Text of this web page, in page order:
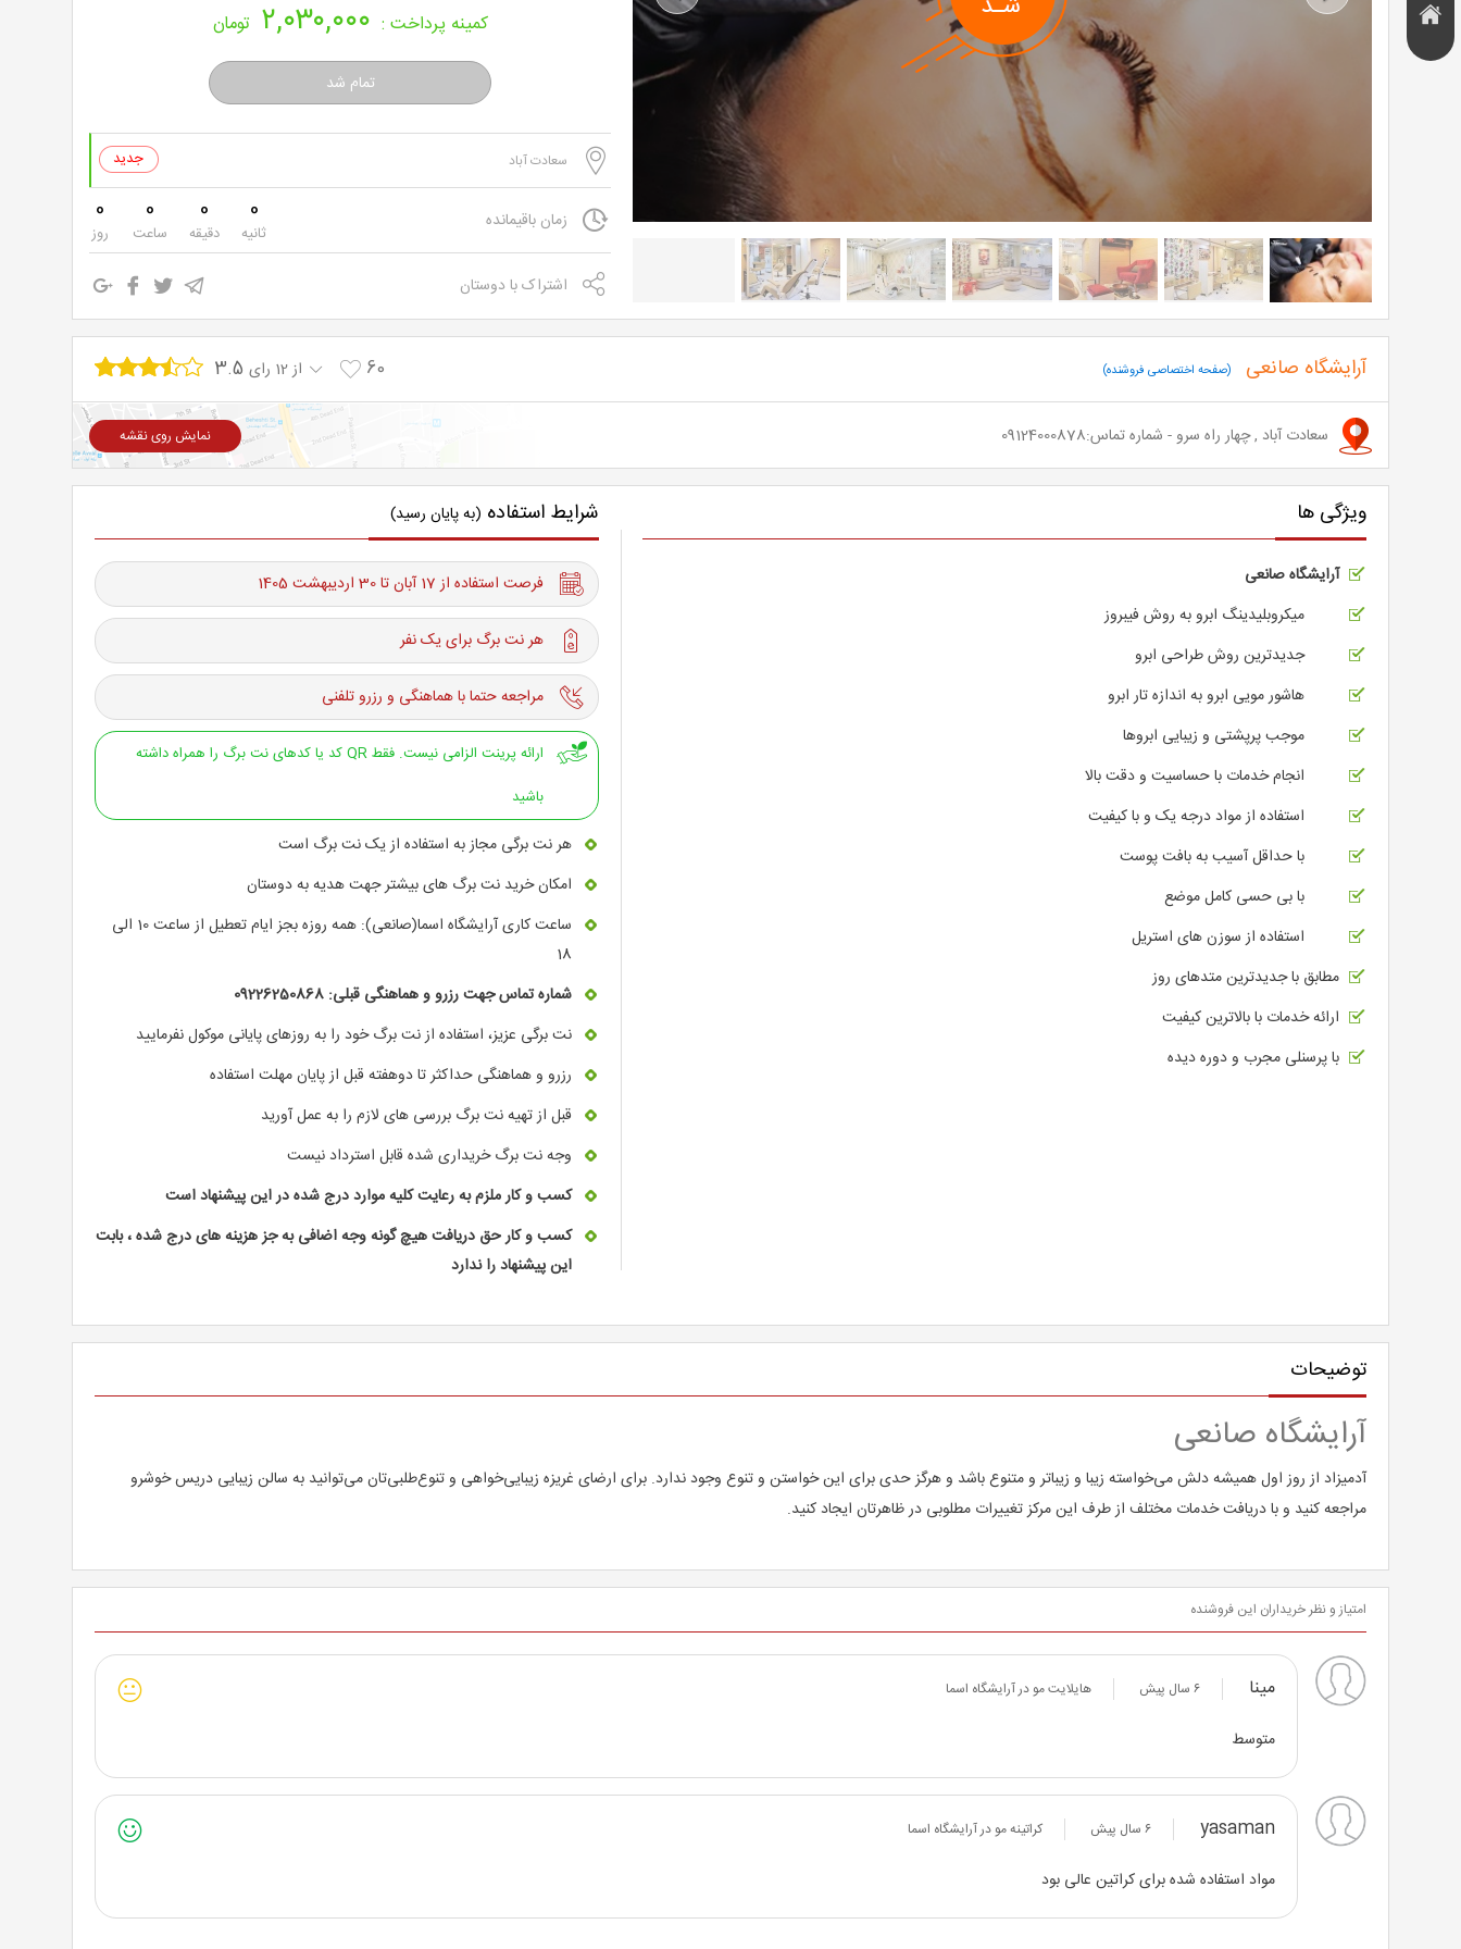
تخفیف
هتل و
اقامتگاه
کمینه پرداخت : ۲,۰۳۰,۰۰۰ تومان
سعادت آباد
زمان باقیمانده 0
روز
0
ساعت
0
دقیقه
0
ثانیه
اشتراک با دوستان
آرایشگاه صانعی (صفحه اختصاصی فروشنده) 60 از 12 رای 3.5
سعادت آباد , چهار راه سرو - شماره تماس:09124000878 نمایش روی نقشه
ویژگی ها
آرایشگاه صانعی
میکروبلیدینگ ابرو به روش فیبروز
جدیدترین روش طراحی ابرو
هاشور مویی ابرو به اندازه تار ابرو
موجب پرپشتی و زیبایی ابروها
انجام خدمات با حساسیت و دقت بالا
استفاده از مواد درجه یک و با کیفیت
با حداقل آسیب به بافت پوست
با بی حسی کامل موضع
استفاده از سوزن های استریل
مطابق با جدیدترین متدهای روز
ارائه خدمات با بالاترین کیفیت
با پرسنلی مجرب و دوره دیده
شرایط استفاده (به پایان رسید)
فرصت استفاده از 17 آبان تا 30 اردیبهشت 1405
هر نت برگ برای یک نفر
مراجعه حتما با هماهنگی و رزرو تلفنی
ارائه پرینت الزامی نیست. فقط QR کد یا کدهای نت برگ را همراه داشته
باشید
هر نت برگی مجاز به استفاده از یک نت برگ است
امکان خرید نت برگ های بیشتر جهت هدیه به دوستان
ساعت کاری آرایشگاه اسما(صانعی): همه روزه بجز ایام تعطیل از ساعت 10 الی
18
شماره تماس جهت رزرو و هماهنگی قبلی: 09226250868
نت برگی عزیز، استفاده از نت برگ خود را به روزهای پایانی موکول نفرمایید
رزرو و هماهنگی حداکثر تا دوهفته قبل از پایان مهلت استفاده
قبل از تهیه نت برگ بررسی های لازم را به عمل آورید
وجه نت برگ خریداری شده قابل استرداد نیست
کسب و کار ملزم به رعایت کلیه موارد درج شده در این پیشنهاد است
کسب و کار حق دریافت هیچ گونه وجه اضافی به جز هزینه های درج شده ، بابت
این پیشنهاد را ندارد
توضیحات
آرایشگاه صانعی
آدمیزاد از روز اول همیشه دلش می‌خواسته زیبا و زیباتر و متنوع باشد و هرگز حدی برای این خواستن و تنوع وجود ندارد. برای ارضای غریزه زیبایی‌خواهی و تنوع‌طلبی‌تان می‌توانید به سالن زیبایی دریس خوشرو
مراجعه کنید و با دریافت خدمات مختلف از طرف این مرکز تغییرات مطلوبی در ظاهرتان ایجاد کنید.
امتیاز و نظر خریداران این فروشنده
مینا ۶ سال پیش هایلایت مو در آرایشگاه اسما
متوسط
yasaman ۶ سال پیش کراتینه مو در آرایشگاه اسما
مواد استفاده شده برای کراتین عالی بود